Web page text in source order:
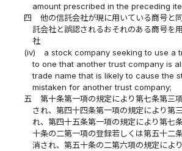
amount prescribed in the preceding
四
他の信託会社が現に用いている商号と
託会社と誤認されるおそれのある商号を
社
(iv)
a stock company seeking to use a
to one that another trust company is
trade name that is likely to cause the
mistaken for another trust company;
五
第十条第一項の規定により第七条第三
され、第四十四条第一項の規定により第
れ、第四十五条第一項の規定により第七
十条の二第一項の登録若しくは第五十二
消され、第五十条の二第六項の規定によ